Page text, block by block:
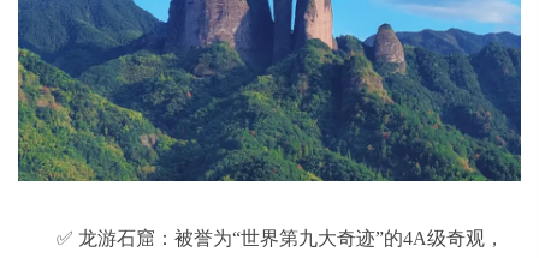
✅ 龙游石窟：被誉为“世界第九大奇迹”的4A级奇观，